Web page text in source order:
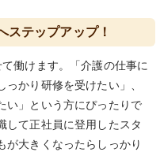
ステップアップ！
働けます。「介護の仕事に
かり研修を受けたい」、
い」という方にぴったりで
して正社員に登用したスタ
が大きくなったらしっかり